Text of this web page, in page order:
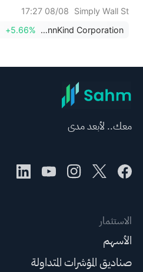
Net Loss
Simply Wall St
08/08 17:27
MannKind Corporation
+5.66%
معك.. لأبعد مدى
الاستثمار
الأسهم
صناديق المؤشرات المتداولة